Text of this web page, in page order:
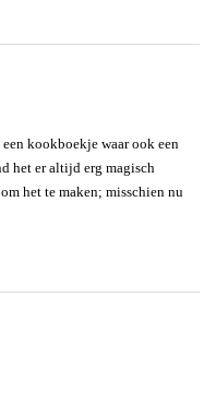
kookboekje waar ook een
het er altijd erg magisch
het te maken; misschien nu